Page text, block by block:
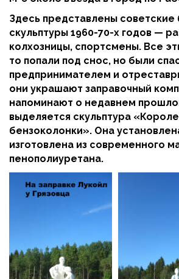
Здесь представлены советские
скульптуры 1960-70-х годов —
колхозницы, спортсмены. Все
то попали под снос, но были
предпринимателем и
они украшают заправочный
напоминают о недавнем
выделяется скульптура
бензоколонки». Она
изготовлена из современного
пенополиуретана.